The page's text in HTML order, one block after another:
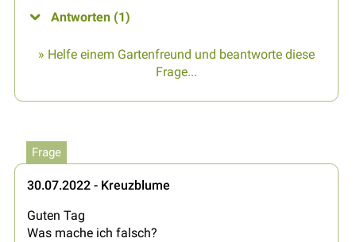
Antworten (1)
» Helfe einem Gartenfreund und beantworte diese
Frage...
Frage
30.07.2022 - Kreuzblume
Guten Tag
Was mache ich falsch?